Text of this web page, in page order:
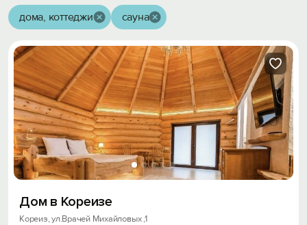
дома, коттеджи сауна
Дом в Кореизе
Кореиз, ул.Врачей Михайловых ,1